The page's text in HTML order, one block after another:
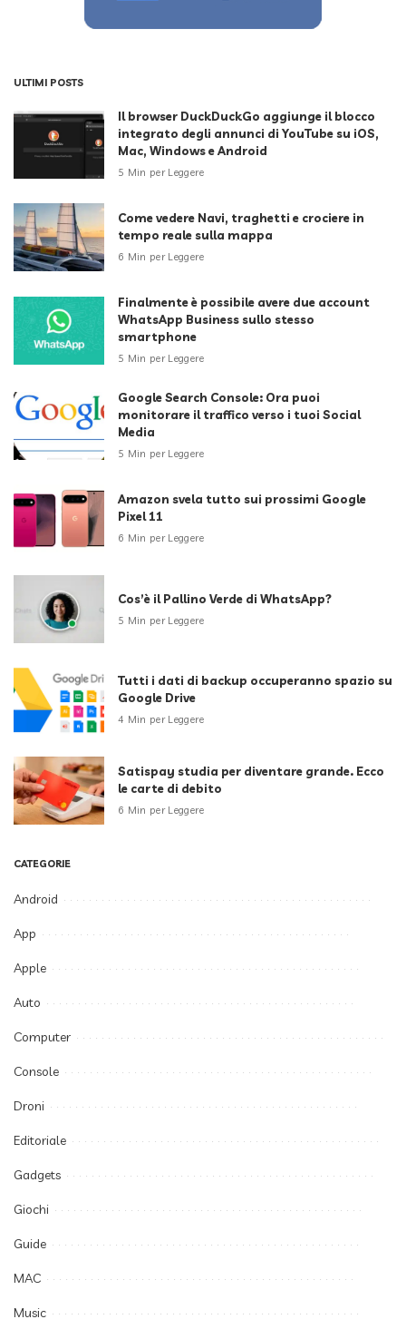
ULTIMI POSTS
Il browser DuckDuckGo aggiunge il blocco
integrato degli annunci di YouTube su iOS,
Mac, Windows e Android
5 Min per Leggere
Come vedere Navi, traghetti e crociere in
tempo reale sulla mappa
6 Min per Leggere
Finalmente è possibile avere due account
WhatsApp Business sullo stesso
smartphone
5 Min per Leggere
Google Search Console: Ora puoi
monitorare il traffico verso i tuoi Social
Media
5 Min per Leggere
Amazon svela tutto sui prossimi Google
Pixel 11
6 Min per Leggere
Cos’è il Pallino Verde di WhatsApp?
5 Min per Leggere
Tutti i dati di backup occuperanno spazio su
Google Drive
4 Min per Leggere
Satispay studia per diventare grande. Ecco
le carte di debito
6 Min per Leggere
CATEGORIE
Android
App
Apple
Auto
Computer
Console
Droni
Editoriale
Gadgets
Giochi
Guide
MAC
Music